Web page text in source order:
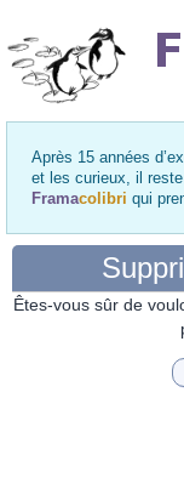
Après 15 années
et les curieux, il
Framacolibri qui
Êtes-vous sûr de